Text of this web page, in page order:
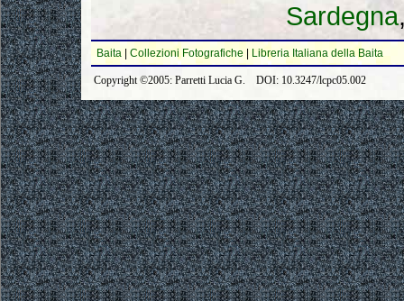
Sardegna
Baita Collezioni Fotografiche Libreria Italiana della Baita
Copyright ©2005: Parretti Lucia G. DOI: 10.3247/lcpc05.002